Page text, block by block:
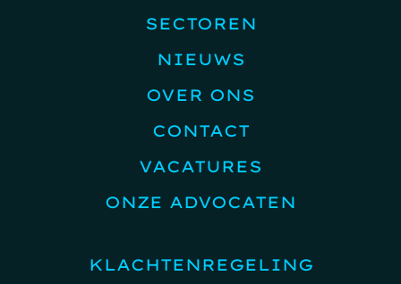
SECTOREN
NIEUWS
OVER ONS
CONTACT
VACATURES
ONZE ADVOCATEN
KLACHTENREGELING